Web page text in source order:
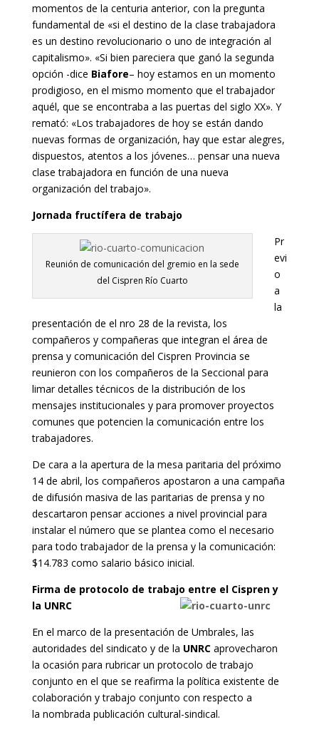
momentos de la centuria anterior, con la pregunta
fundamental de «si el destino de la clase trabajadora
es un destino revolucionario o uno de integración al
capitalismo». «Si bien pareciera que ganó la segunda
opción -dice Biafore– hoy estamos en un momento
prodigioso, en el mismo momento que el trabajador
aquél, que se encontraba a las puertas del siglo XX». Y
remató: «Los trabajadores de hoy se están dando
nuevas formas de organización, hay que estar alegres,
dispuestos, atentos a los jóvenes… pensar una nueva
clase trabajadora en función de una nueva
organización del trabajo».
Jornada fructífera de trabajo
Reunión de comunicación del gremio en la sede
del Cispren Río Cuarto
Pr
evi
o
a
la
presentación de el nro 28 de la revista, los
compañeros y compañeras que integran el área de
prensa y comunicación del Cispren Provincia se
reunieron con los compañeros de la Seccional para
limar detalles técnicos de la distribución de los
mensajes institucionales y para promover proyectos
comunes que potencien la comunicación entre los
trabajadores.
De cara a la apertura de la mesa paritaria del próximo
14 de abril, los compañeros apostaron a una campaña
de difusión masiva de las paritarias de prensa y no
descartaron pensar acciones a nivel provincial para
instalar el número que se plantea como el necesario
para todo trabajador de la prensa y la comunicación:
$14.783 como salario básico inicial.
Firma de protocolo de trabajo entre el Cispren y
la UNRC
En el marco de la presentación de Umbrales, las
autoridades del sindicato y de la UNRCaprovecharon
la ocasión para rubricar un protocolo de trabajo
conjunto en el que se reafirma la política existente de
colaboración y trabajo conjunto con respecto a
la nombrada publicación cultural-sindical.